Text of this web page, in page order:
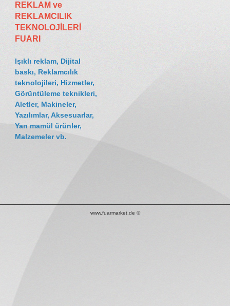
REKLAM ve
REKLAMCILIK
TEKNOLOJİLERİ
FUARI
Işıklı reklam, Dijital
baskı, Reklamcılık
teknolojileri, Hizmetler,
Görüntüleme teknikleri,
Aletler, Makineler,
Yazılımlar, Aksesuarlar,
Yarı mamül ürünler,
Malzemeler vb.
www.fuarmarket.de ©